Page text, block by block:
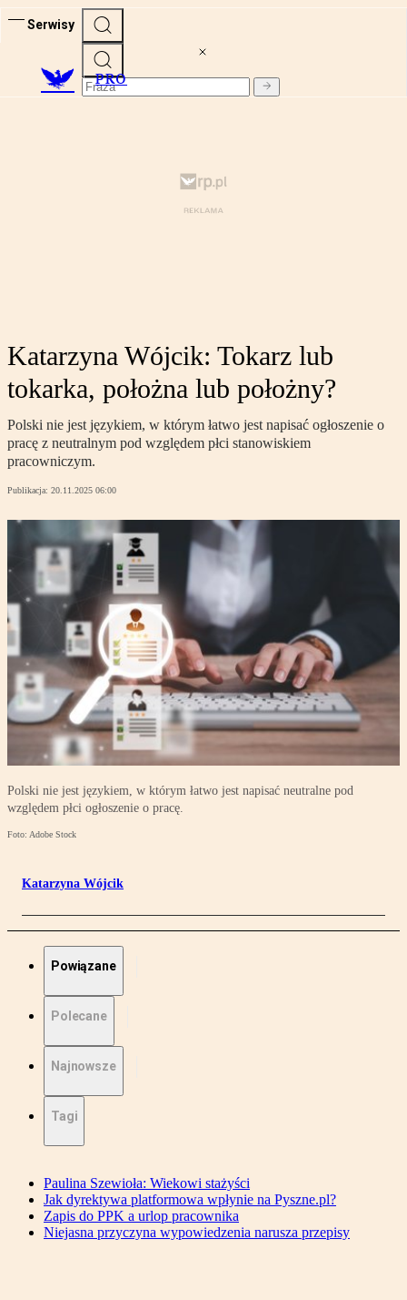
Serwisy
PRO
Katarzyna Wójcik: Tokarz lub
tokarka, położna lub położny?
Polski nie jest językiem, w którym łatwo jest napisać ogłoszenie o
pracę z neutralnym pod względem płci stanowiskiem
pracowniczym.
Publikacja: 20.11.2025 06:00
Polski nie jest językiem, w którym łatwo jest napisać neutralne pod
względem płci ogłoszenie o pracę.
Foto: Adobe Stock
Katarzyna Wójcik
Powiązane
Polecane
Najnowsze
Tagi
Paulina Szewioła: Wiekowi stażyści
Jak dyrektywa platformowa wpłynie na Pyszne.pl?
Zapis do PPK a urlop pracownika
Niejasna przyczyna wypowiedzenia narusza przepisy